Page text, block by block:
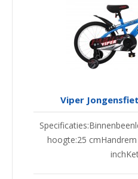
Viper
hoogte:25